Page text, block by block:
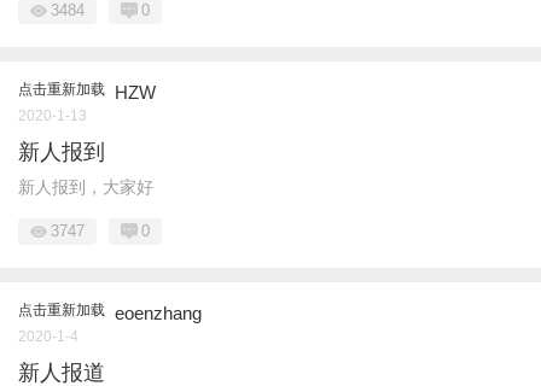
3484 0
点击重新加载 HZW
2020-1-13
新人报到
新人报到，大家好
3747 0
点击重新加载 eoenzhang
2020-1-4
新人报道